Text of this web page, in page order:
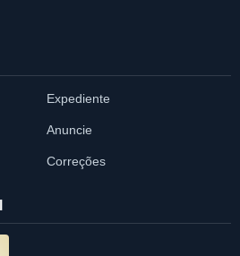
Expediente
Anuncie
Correções